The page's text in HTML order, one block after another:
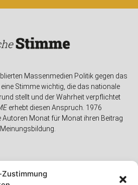
Massenmedien Politik gegen das
Stimme wichtig, die das nationale
stellt und der Wahrheit verpflichtet
erhebt diesen Anspruch. 1976
Autoren Monat für Monat ihren Beitrag